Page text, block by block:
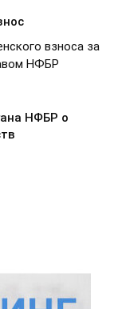
взноса за
НФБР
НФБР о